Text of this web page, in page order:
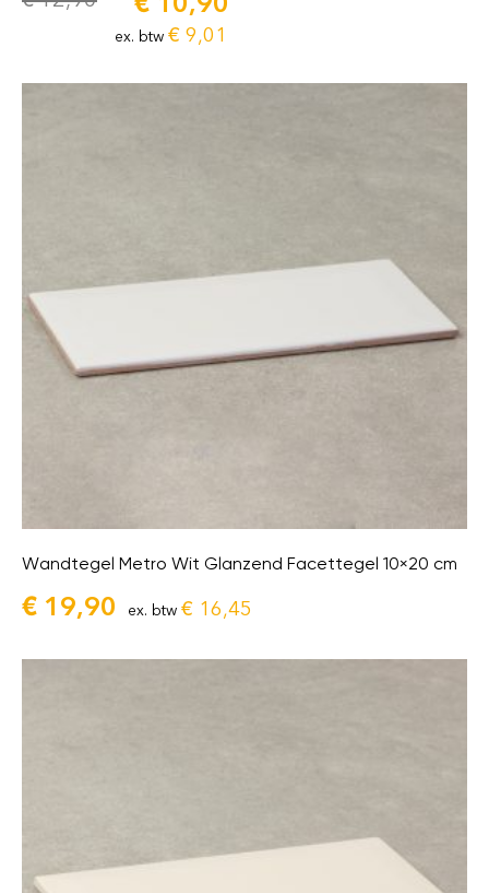
ex. btw € 9,01
Wandtegel Metro Wit Glanzend Facettegel 10×20 cm
€ 19,90 ex. btw € 16,45